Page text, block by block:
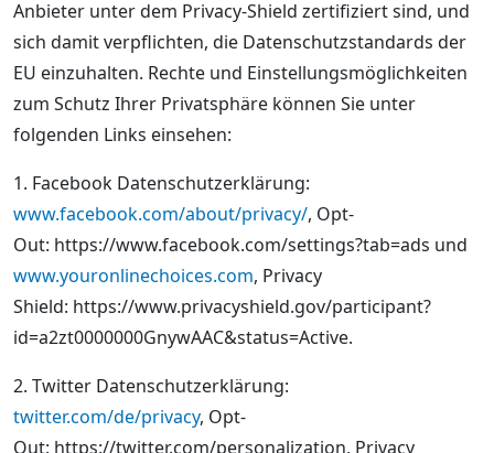
Anbieter unter dem Privacy-Shield zertifiziert sind, und
sich damit verpflichten, die Datenschutzstandards der
EU einzuhalten. Rechte und Einstellungsmöglichkeiten
zum Schutz Ihrer Privatsphäre können Sie unter
folgenden Links einsehen:
1. Facebook Datenschutzerklärung:
www.facebook.com/about/privacy/, Opt-
Out: https://www.facebook.com/settings?tab=ads und
www.youronlinechoices.com, Privacy
Shield: https://www.privacyshield.gov/participant?
id=a2zt0000000GnywAAC&status=Active.
2. Twitter Datenschutzerklärung:
twitter.com/de/privacy, Opt-
Out: https://twitter.com/personalization, Privacy